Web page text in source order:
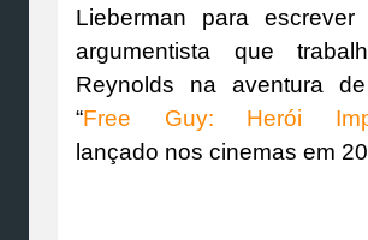
Lieberman para
argumentista que
Reynolds na aventura
“Free Guy: Herói
lançado nos cinemas em